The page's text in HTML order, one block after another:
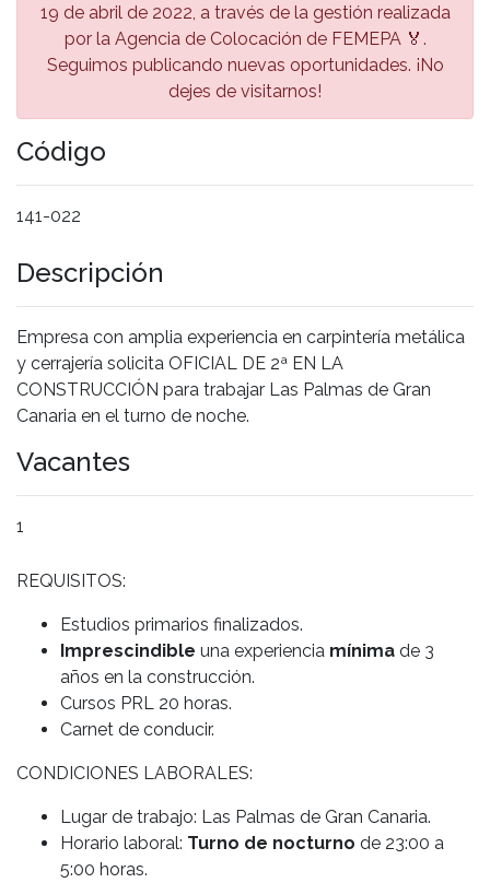
19 de abril de 2022, a través de la gestión realizada
por la Agencia de Colocación de FEMEPA 🏅.
Seguimos publicando nuevas oportunidades. ¡No
dejes de visitarnos!
Código
141-022
Descripción
Empresa con amplia experiencia en carpintería metálica
y cerrajería solicita OFICIAL DE 2ª EN LA
CONSTRUCCIÓN para trabajar Las Palmas de Gran
Canaria en el turno de noche.
Vacantes
1
REQUISITOS:
Estudios primarios finalizados.
Imprescindible una experiencia mínima de 3
años en la construcción.
Cursos PRL 20 horas.
Carnet de conducir.
CONDICIONES LABORALES:
Lugar de trabajo: Las Palmas de Gran Canaria.
Horario laboral: Turno de nocturno de 23:00 a
5:00 horas.